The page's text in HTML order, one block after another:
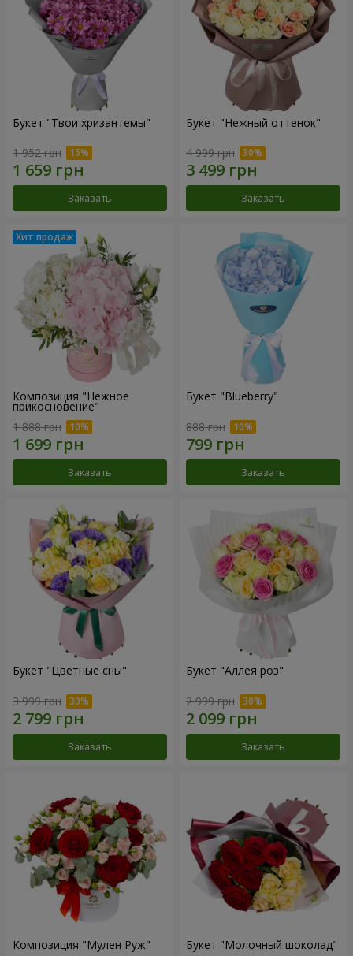
Букет "Твои хризантемы"
1 952 грн
Заказать
Букет "Нежный оттенок"
4 999 грн
Заказать
Композиция "Нежное
прикосновение"
1 888 грн
Заказать
Букет "Blueberry"
888 грн
Заказать
Букет "Цветные сны"
3 999 грн
Заказать
Букет "Аллея роз"
2 999 грн
Заказать
Композиция "Мулен Руж" Букет "Молочный шоколад"